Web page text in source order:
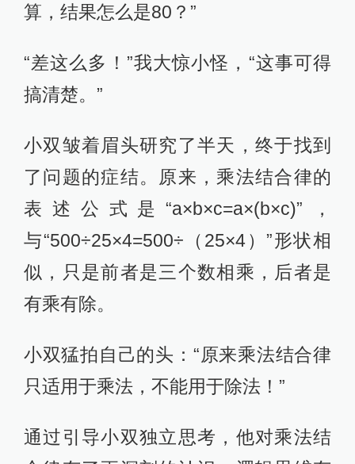
算，结果怎么是80？”
“差这么多！”我大惊小怪，“这事可得
搞清楚。”
小双皱着眉头研究了半天，终于找到
了问题的症结。原来，乘法结合律的
表述公式是“a×b×c=a×(b×c)”，
与“500÷25×4=500÷（25×4）”形状相
似，只是前者是三个数相乘，后者是
有乘有除。
小双猛拍自己的头：“原来乘法结合律
只适用于乘法，不能用于除法！”
通过引导小双独立思考，他对乘法结